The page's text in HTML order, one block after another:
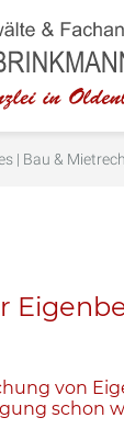
| Bau &
von
schon